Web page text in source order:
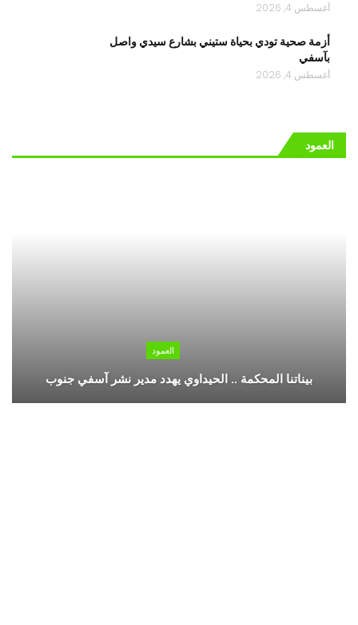
أغسطس 4, 2026
أزمة صحية ‎تودي بحياة ستيني بشارع سيدي واصل
بآسفي
أغسطس 4, 2026
العمود
العمود
بيناتنا المحكمة .. الحيداوي يهدد مدير نشر آسفي جنوب